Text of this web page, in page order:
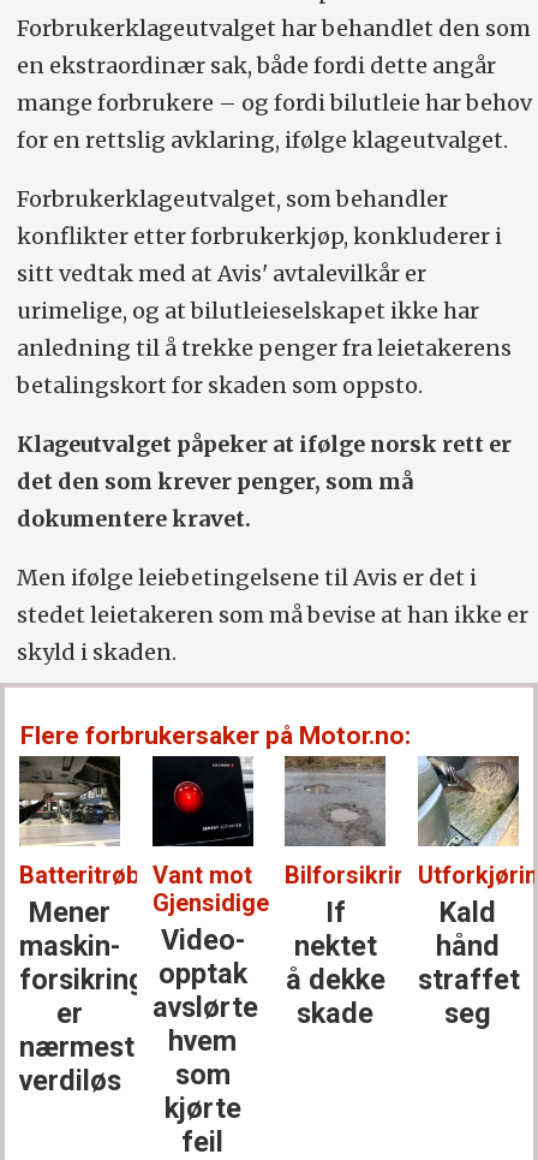
Forbrukerklageutvalget har behandlet den som
en ekstraordinær sak, både fordi dette angår
mange forbrukere – og fordi bilutleie har behov
for en rettslig avklaring, ifølge klageutvalget.
Forbrukerklageutvalget, som behandler
konflikter etter forbrukerkjøp, konkluderer i
sitt vedtak med at Avis' avtalevilkår er
urimelige, og at bilutleieselskapet ikke har
anledning til å trekke penger fra leietakerens
betalingskort for skaden som oppsto.
Klageutvalget påpeker at ifølge norsk rett er
det den som krever penger, som må
dokumentere kravet.
Men ifølge leiebetingelsene til Avis er det i
stedet leietakeren som må bevise at han ikke er
skyld i skaden.
Flere forbrukersaker på Motor.no:
Batteritrøbbel:
Mener
maskin­
forsikringen
er
nærmest
verdiløs
Vant mot
Gjensidige:
Video-
opptak
avslørte
hvem
som
kjørte
feil
Bilforsikring:
If
nektet
å dekke
skade
Kald
hånd
straffet
seg